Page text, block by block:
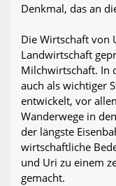
Denkmal, das an
Die Wirtschaft von
Landwirtschaft
Milchwirtschaft. In
auch als wichtiger
entwickelt, vor
Wanderwege in
der längste
wirtschaftliche
und Uri zu einem
gemacht.